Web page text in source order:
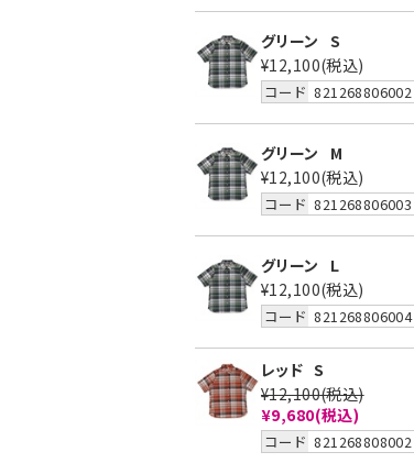
グリーン S
¥12,100(税込)
コード 821268806002
グリーン
M
¥12,100(税込)
コード 821268806003
グリーン
L
¥12,100(税込)
コード 821268806004
レッド S
¥12,100(税込)
¥9,680(税込)
コード 821268808002